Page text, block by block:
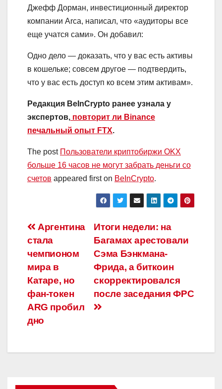
Джефф Дорман, инвестиционный директор
компании Arca, написал, что «аудиторы все
еще учатся сами». Он добавил:
Одно дело — доказать, что у вас есть активы
в кошельке; совсем другое — подтвердить,
что у вас есть доступ ко всем этим активам».
Редакция BeInCrypto ранее узнала у
экспертов, повторит ли Binance
печальный опыт FTX.
The post Пользователи криптобиржи OKX
больше 16 часов не могут забрать деньги со
счетов appeared first on BeInCrypto.
Навигация
по
записям
Итоги недели: на
Багамах арестовали
Сэма Бэнкмана-
Фрида, а биткоин
скорректировался
после заседания ФРС
Аргентина
стала
чемпионом
мира в
Катаре, но
фан-токен
ARG пробил
дно